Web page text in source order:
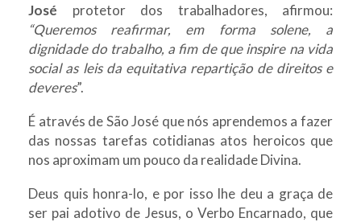
José protetor dos trabalhadores, afirmou:
“Queremos reafirmar, em forma solene, a
dignidade do trabalho, a fim de que inspire na vida
social as leis da equitativa repartição de direitos e
deveres”.
É através de São José que nós aprendemos a fazer
das nossas tarefas cotidianas atos heroicos que
nos aproximam um pouco da realidade Divina.
Deus quis honra-lo, e por isso lhe deu a graça de
ser pai adotivo de Jesus, o Verbo Encarnado, que